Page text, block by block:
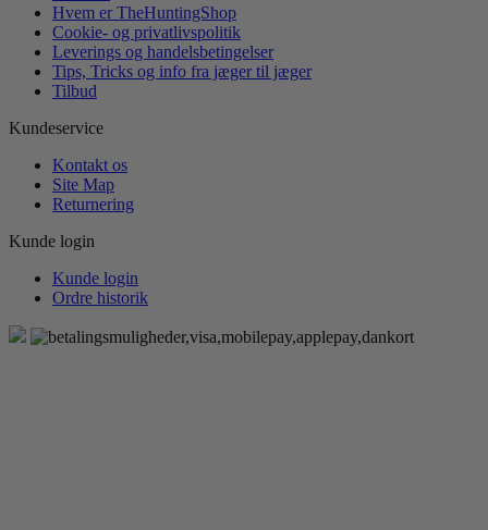
Hvem er TheHuntingShop
Cookie- og privatlivspolitik
Leverings og handelsbetingelser
Tips, Tricks og info fra jæger til jæger
Tilbud
Kundeservice
Kontakt os
Site Map
Returnering
Kunde login
Kunde login
Ordre historik